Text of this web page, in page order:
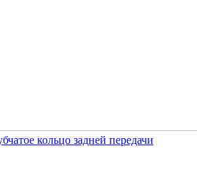
кольцо задней передачи